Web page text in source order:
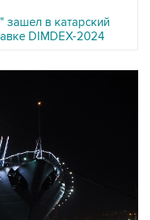
в катарский
DIMDEX-2024